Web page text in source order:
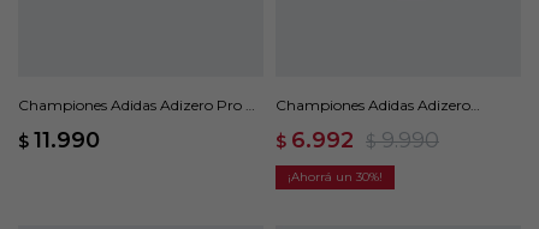
Championes Adidas Adizero Pro 4
$ 11.990
Championes Adidas Adizero
$ 6.992 $ 9.990
30